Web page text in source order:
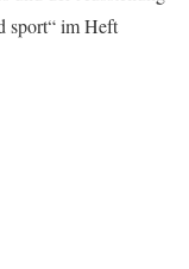
sport“ im Heft